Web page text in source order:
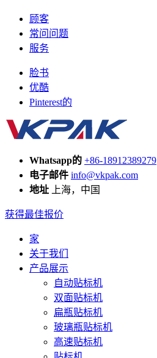
顾客
常问问题
服务
脸书
优酷
Pinterest的
Whatsapp的 +86-18912389279
电子邮件 info@vkpak.com
地址 上海，中国
获得最佳报价
家
关于我们
产品展示
自动贴标机
双面贴标机
扁瓶贴标机
玻璃瓶贴标机
高速贴标机